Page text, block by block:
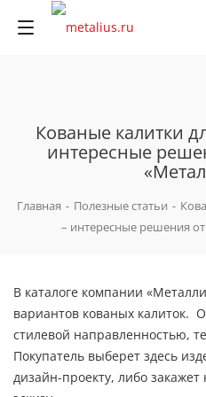
Кованые калитки
интересные
Главная - Полезные статьи -
– интересные решения
В каталоге компании
вариантов кованых калиток.
стилевой направленностью,
Покупатель выберет здесь
дизайн-проекту, либо закажет